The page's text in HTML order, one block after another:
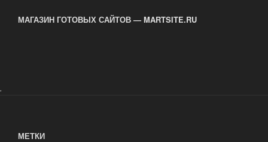
МАГАЗИН ГОТОВЫХ САЙТОВ — MARTSITE.RU
.
МЕТКИ